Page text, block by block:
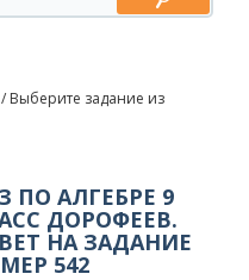
/ Выберите задание из
ПО АЛГЕБРЕ 9
ДОРОФЕЕВ.
НА ЗАДАНИЕ
542